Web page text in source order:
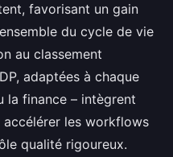
favorisant un gain
du cycle de vie
au classement
adaptées à chaque
la finance – intègrent
accélérer les workflows
qualité rigoureux.